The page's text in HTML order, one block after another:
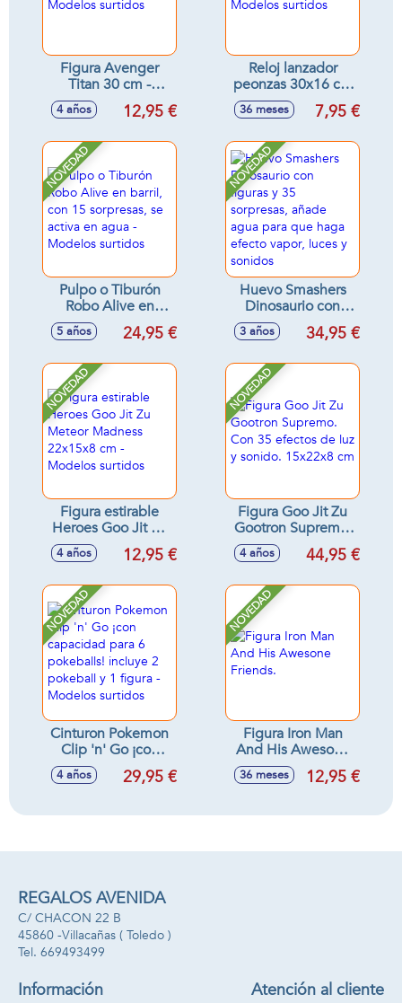
Figura Avenger
Titan 30 cm -
Modelos surtidos
4 años 12,95 €
Reloj lanzador
peonzas 30x16 cm
- Modelos surtidos
36 meses 7,95 €
NOVEDAD
Pulpo o Tiburón
Robo Alive en
barril, con 15
sorpresas, se activa
surtidos
5 años 24,95 €
NOVEDAD
Huevo Smashers
Dinosaurio con
figuras y 35
sorpresas, añade
haga efecto vapor,
luces y sonidos
3 años 34,95 €
NOVEDAD
Figura estirable
Heroes Goo Jit Zu
Meteor Madness
22x15x8 cm -
4 años 12,95 €
NOVEDAD
Figura Goo Jit Zu
Gootron Supremo.
Con 35 efectos de
luz y sonido.
4 años 44,95 €
NOVEDAD
Cinturon Pokemon
Clip 'n' Go ¡con
capacidad para 6
pokeballs! incluye
figura - Modelos
4 años 29,95 €
NOVEDAD
Figura Iron Man
And His Awesone
Friends.
36 meses 12,95 €
REGALOS AVENIDA
C/ CHACON 22 B
45860 -Villacañas ( Toledo )
669493499
Información Atención al cliente